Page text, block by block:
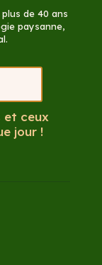
de 40 ans
paysanne,
et ceux
jour !